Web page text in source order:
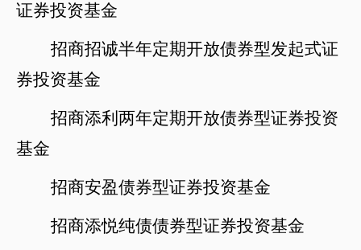
证券投资基金
招商招诚半年定期开放债券型发起式证
券投资基金
招商添利两年定期开放债券型证券投资
基金
招商安盈债券型证券投资基金
招商添悦纯债债券型证券投资基金